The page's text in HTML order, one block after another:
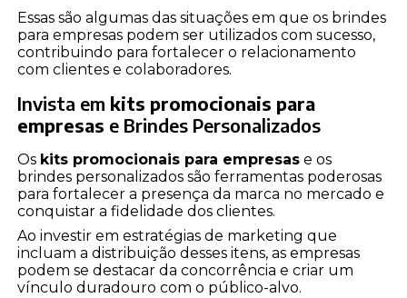
Essas são algumas das situações em que os brindes
para empresas podem ser utilizados com sucesso,
contribuindo para fortalecer o relacionamento
com clientes e colaboradores.
Invista em kits promocionais para
empresas e Brindes Personalizados
Os kits promocionais para empresas e os
brindes personalizados são ferramentas poderosas
para fortalecer a presença da marca no mercado e
conquistar a fidelidade dos clientes.
Ao investir em estratégias de marketing que
incluam a distribuição desses itens, as empresas
podem se destacar da concorrência e criar um
vínculo duradouro com o público-alvo.